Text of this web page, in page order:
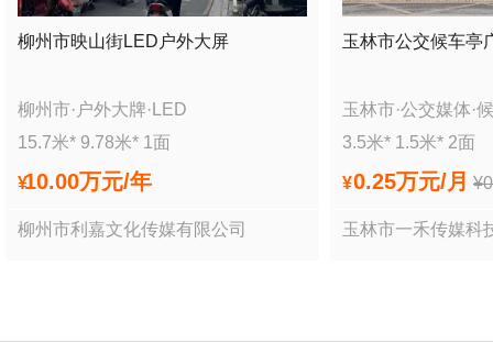
柳州市映山街LED户外大屏
柳州市· 户外大牌· LED
15.7米* 9.78米* 1 面
¥10.00万元/年
柳州市利嘉文化传媒有限公司
玉林市公交候车亭
玉林市·公交媒体·
3.5米* 1.5米* 2面
¥0.25万元/月 ¥
玉林市一禾传媒科